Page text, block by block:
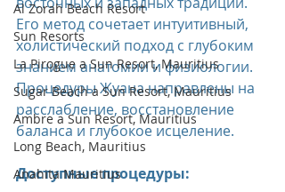
Al Zorah Beach Resort
Sun Resorts
La Pirogue a Sun Resort, Mauritius
Sugar Beach a Sun Resort, Mauritius
Ambre a Sun Resort, Mauritius
Long Beach, Mauritius
Anahita Mauritius
Его метод сочетает интуитивный,
холистический подход с глубоким
знанием анатомии и физиологии.
Процедуры Жуана направлены на
расслабление, восстановление
баланса и глубокое исцеление.
Доступные процедуры: